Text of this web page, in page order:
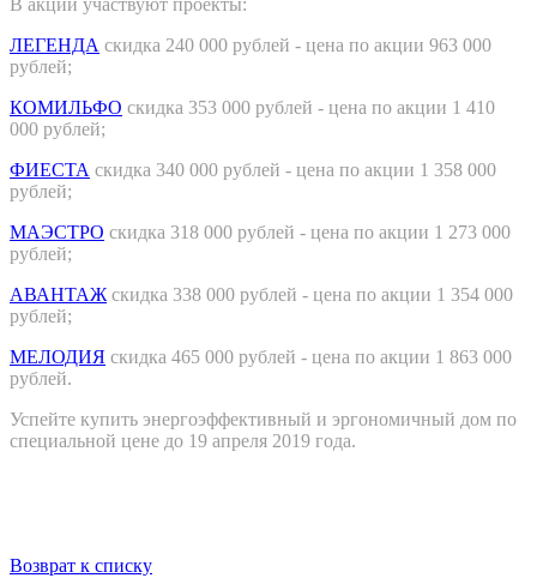
ЛЕГЕНДА скидка 240 000 рублей - цена по акции 963 000
рублей;
КОМИЛЬФО скидка 353 000 рублей - цена по акции 1 410
000 рублей;
ФИЕСТА скидка 340 000 рублей - цена по акции 1 358 000
рублей;
МАЭСТРО скидка 318 000 рублей - цена по акции 1 273 000
рублей;
АВАНТАЖ скидка 338 000 рублей - цена по акции 1 354 000
рублей;
МЕЛОДИЯ скидка 465 000 рублей - цена по акции 1 863 000
рублей.
Успейте купить энергоэффективный и эргономичный дом по
специальной цене до 19 апреля 2019 года.
Возврат к списку